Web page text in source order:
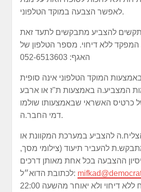
לאפשר הצבעה במוקד הטלפוני.
להצביע מתבקשים לתעד זאת
המפקד ללא דיחוי. מספר הטלפון של
האגף: 052-6513603
המוקד הטלפוני אינה סופית
המצביע.ה באמצעות ת"ז או ארבע
כרטיס האשראי שבאמצעותו שולמו
דמי החבר.ה.
להצביע במערכת המקוונת או
להעביר תיעוד (צילומי מסך,
ההצבעה בכל אחת מאותן דרכים
לכתובת הדוא״ל:
התיעוד יש לשלוח ללא דיחוי ולא יאוחר מהשעה 22:00